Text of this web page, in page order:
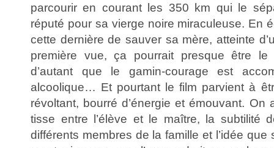
parcourir en courant les 350 km qui le
réputé pour sa vierge noire miraculeuse. En
cette dernière de sauver sa mère, atteinte
première vue, ça pourrait presque être
d’autant que le gamin-courage est
alcoolique… Et pourtant le film parvient à
révoltant, bourré d’énergie et émouvant. On
tisse entre l’élève et le maître, la subtilité
différents membres de la famille et l’idée